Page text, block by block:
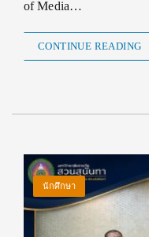
of Media…
CONTINUE READING
นักศึกษา